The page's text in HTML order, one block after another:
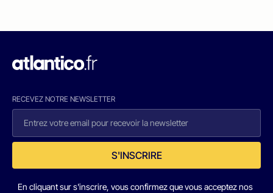
RECEVEZ NOTRE NEWSLETTER
S'INSCRIRE
En cliquant sur s'inscrire, vous confirmez que vous acceptez nos